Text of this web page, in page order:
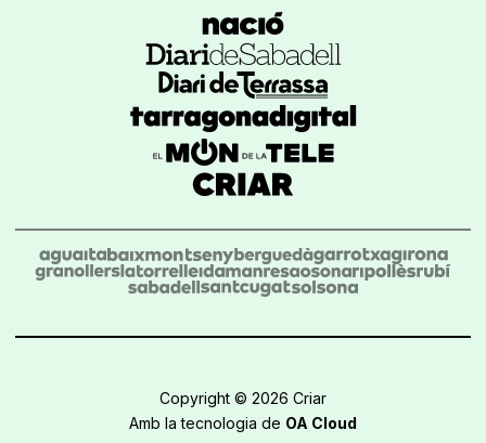
Copyright © 2026 Criar
Amb la tecnologia de OA Cloud